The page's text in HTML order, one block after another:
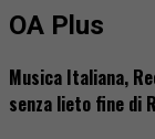
OA Plus
Musica Italiana,
senza lieto fine di